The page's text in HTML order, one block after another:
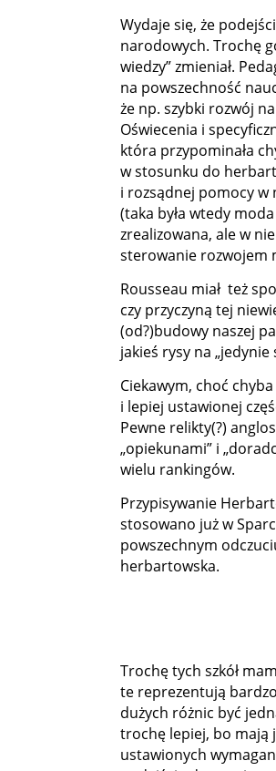
Wydaje się, że
narodowych. Trochę
wiedzy” zmieniał.
na powszechność
że np. szybki rozwój
Oświecenia i
która przypominała
w stosunku do
i rozsądnej pomocy w
(taka była wtedy
zrealizowana, ale w
sterowanie rozwojem
Rousseau miał też
czy przyczyną tej
(od?)budowy naszej
jakieś rysy na
Ciekawym, choć
i lepiej ustawionej
Pewne relikty(?)
„opiekunami” i
wielu rankingów.
Przypisywanie
stosowano już w
powszechnym
herbartowska.
Trochę tych szkół
te reprezentują
dużych różnic być
trochę lepiej, bo mają
ustawionych